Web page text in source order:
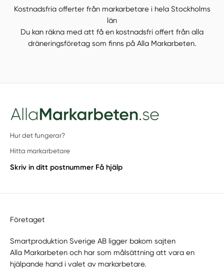
Kostnadsfria offerter från markarbetare i hela Stockholms
län
Du kan räkna med att få en kostnadsfri offert från alla
dräneringsföretag som finns på Alla Markarbeten.
Hur det fungerar?
Hitta markarbetare
Skriv in ditt postnummer Få hjälp
Företaget
Smartproduktion Sverige AB ligger bakom sajten
Alla Markarbeten och har som målsättning att vara en
hjälpande hand i valet av markarbetare.